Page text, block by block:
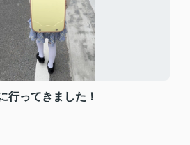
行ってきました！